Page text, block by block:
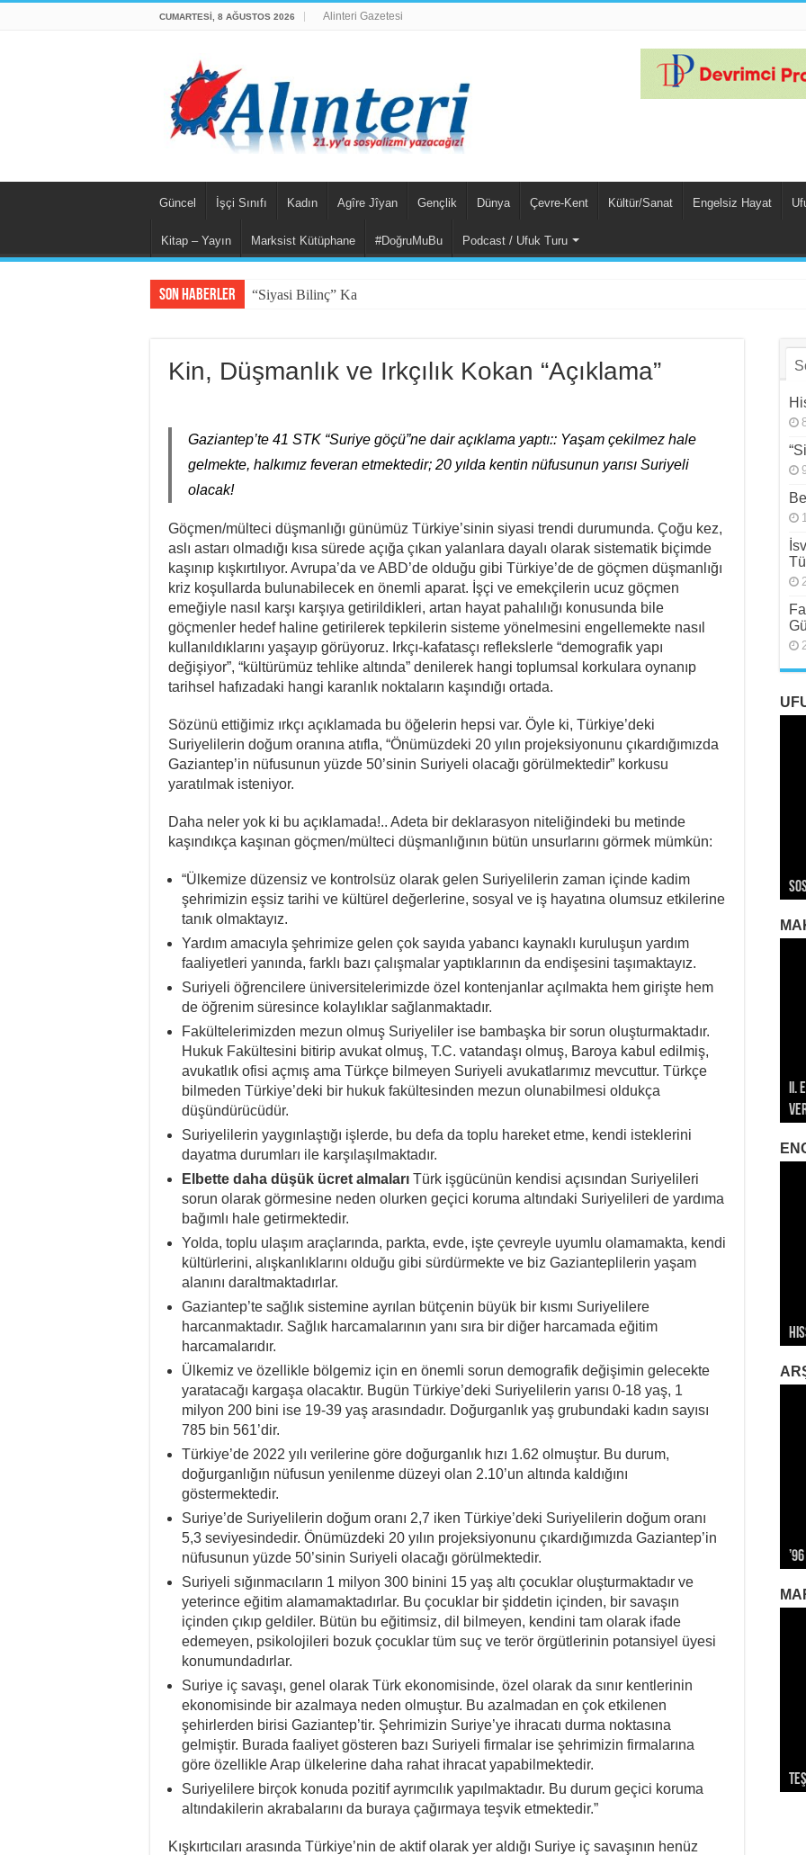
CUMARTESI, 8 AĞUSTOS 2026 Alinteri Gazetesi
Güncel İşçi Sınıfı Kadın Agîre Jîyan Gençlik Dünya Çevre-Kent Kültür/Sanat Engelsiz Hayat
Kitap – Yayın Marksist Kütüphane #DoğruMuBu Podcast / Ufuk Turu
Son Haberler “Siyasi Bilinç” Kavramının Unsurları
Kin, Düşmanlık ve Irkçılık Kokan “Açıklama”
Gaziantep’te 41 STK “Suriye göçü”ne dair açıklama yaptı:: Yaşam çekilmez hale
gelmekte, halkımız feveran etmektedir; 20 yılda kentin nüfusunun yarısı Suriyeli
olacak!
Göçmen/mülteci düşmanlığı günümüz Türkiye’sinin siyasi trendi durumunda. Çoğu kez,
aslı astarı olmadığı kısa sürede açığa çıkan yalanlara dayalı olarak sistematik biçimde
kaşınıp kışkırtılıyor. Avrupa’da ve ABD’de olduğu gibi Türkiye’de de göçmen düşmanlığı
kriz koşullarda bulunabilecek en önemli aparat. İşçi ve emekçilerin ucuz göçmen
emeğiyle nasıl karşı karşıya getirildikleri, artan hayat pahalılığı konusunda bile
göçmenler hedef haline getirilerek tepkilerin sisteme yönelmesini engellemekte nasıl
kullanıldıklarını yaşayıp görüyoruz. Irkçı-kafatasçı reflekslerle “demografik yapı
değişiyor”, “kültürümüz tehlike altında” denilerek hangi toplumsal korkulara oynanıp
tarihsel hafızadaki hangi karanlık noktaların kaşındığı ortada.
Sözünü ettiğimiz ırkçı açıklamada bu öğelerin hepsi var. Öyle ki, Türkiye’deki
Suriyelilerin doğum oranına atıfla, “Önümüzdeki 20 yılın projeksiyonunu çıkardığımızda
Gaziantep’in nüfusunun yüzde 50’sinin Suriyeli olacağı görülmektedir” korkusu
yaratılmak isteniyor.
Daha neler yok ki bu açıklamada!.. Adeta bir deklarasyon niteliğindeki bu metinde
kaşındıkça kaşınan göçmen/mülteci düşmanlığının bütün unsurlarını görmek mümkün:
“Ülkemize düzensiz ve kontrolsüz olarak gelen Suriyelilerin zaman içinde kadim
şehrimizin eşsiz tarihi ve kültürel değerlerine, sosyal ve iş hayatına olumsuz etkilerine
tanık olmaktayız.
Yardım amacıyla şehrimize gelen çok sayıda yabancı kaynaklı kuruluşun yardım
faaliyetleri yanında, farklı bazı çalışmalar yaptıklarının da endişesini taşımaktayız.
Suriyeli öğrencilere üniversitelerimizde özel kontenjanlar açılmakta hem girişte hem
de öğrenim süresince kolaylıklar sağlanmaktadır.
Fakültelerimizden mezun olmuş Suriyeliler ise bambaşka bir sorun oluşturmaktadır.
Hukuk Fakültesini bitirip avukat olmuş, T.C. vatandaşı olmuş, Baroya kabul edilmiş,
avukatlık ofisi açmış ama Türkçe bilmeyen Suriyeli avukatlarımız mevcuttur. Türkçe
bilmeden Türkiye’deki bir hukuk fakültesinden mezun olunabilmesi oldukça
düşündürücüdür.
Suriyelilerin yaygınlaştığı işlerde, bu defa da toplu hareket etme, kendi isteklerini
dayatma durumları ile karşılaşılmaktadır.
Elbette daha düşük ücret almaları Türk işgücünün kendisi açısından Suriyelileri
sorun olarak görmesine neden olurken geçici koruma altındaki Suriyelileri de yardıma
bağımlı hale getirmektedir.
Yolda, toplu ulaşım araçlarında, parkta, evde, işte çevreyle uyumlu olamamakta, kendi
kültürlerini, alışkanlıklarını olduğu gibi sürdürmekte ve biz Gazianteplilerin yaşam
alanını daraltmaktadırlar.
Gaziantep’te sağlık sistemine ayrılan bütçenin büyük bir kısmı Suriyelilere
harcanmaktadır. Sağlık harcamalarının yanı sıra bir diğer harcamada eğitim
harcamalarıdır.
Ülkemiz ve özellikle bölgemiz için en önemli sorun demografik değişimin gelecekte
yaratacağı kargaşa olacaktır. Bugün Türkiye’deki Suriyelilerin yarısı 0-18 yaş, 1
milyon 200 bini ise 19-39 yaş arasındadır. Doğurganlık yaş grubundaki kadın sayısı
785 bin 561’dir.
Türkiye’de 2022 yılı verilerine göre doğurganlık hızı 1.62 olmuştur. Bu durum,
doğurganlığın nüfusun yenilenme düzeyi olan 2.10’un altında kaldığını
göstermektedir.
Suriye’de Suriyelilerin doğum oranı 2,7 iken Türkiye’deki Suriyelilerin doğum oranı
5,3 seviyesindedir. Önümüzdeki 20 yılın projeksiyonunu çıkardığımızda Gaziantep’in
nüfusunun yüzde 50’sinin Suriyeli olacağı görülmektedir.
Suriyeli sığınmacıların 1 milyon 300 binini 15 yaş altı çocuklar oluşturmaktadır ve
yeterince eğitim alamamaktadırlar. Bu çocuklar bir şiddetin içinden, bir savaşın
içinden çıkıp geldiler. Bütün bu eğitimsiz, dil bilmeyen, kendini tam olarak ifade
edemeyen, psikolojileri bozuk çocuklar tüm suç ve terör örgütlerinin potansiyel üyesi
konumundadırlar.
Suriye iç savaşı, genel olarak Türk ekonomisinde, özel olarak da sınır kentlerinin
ekonomisinde bir azalmaya neden olmuştur. Bu azalmadan en çok etkilenen
şehirlerden birisi Gaziantep’tir. Şehrimizin Suriye’ye ihracatı durma noktasına
gelmiştir. Burada faaliyet gösteren bazı Suriyeli firmalar ise şehrimizin firmalarına
göre özellikle Arap ülkelerine daha rahat ihracat yapabilmektedir.
Suriyelilere birçok konuda pozitif ayrımcılık yapılmaktadır. Bu durum geçici koruma
altındakilerin akrabalarını da buraya çağırmaya teşvik etmektedir.”
Kışkırtıcıları arasında Türkiye’nin de aktif olarak yer aldığı Suriye iç savaşının henüz
II.
12